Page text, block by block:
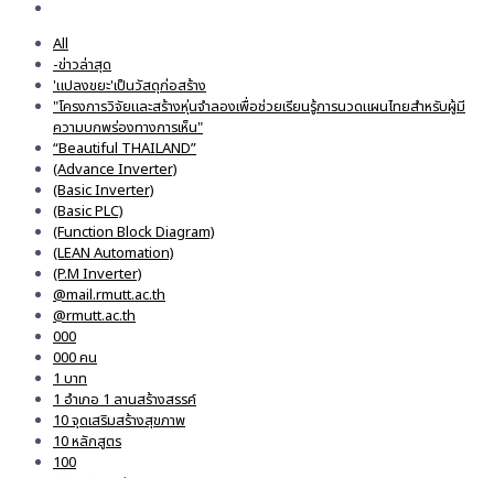
All
-ข่าวล่าสุด
'แปลงขยะ'เป็นวัสดุก่อสร้าง
"โครงการวิจัยและสร้างหุ่นจำลองเพื่อช่วยเรียนรู้การนวดแผนไทยสำหรับผู้มี
ความบกพร่องทางการเห็น"
“Beautiful THAILAND”
(Advance Inverter)
(Basic Inverter)
(Basic PLC)
(Function Block Diagram)
(LEAN Automation)
(P.M Inverter)
@mail.rmutt.ac.th
@rmutt.ac.th
000
000 คน
1 บาท
1 อำเภอ 1 ลานสร้างสรรค์
10 จุดเสริมสร้างสุขภาพ
10 หลักสูตร
100